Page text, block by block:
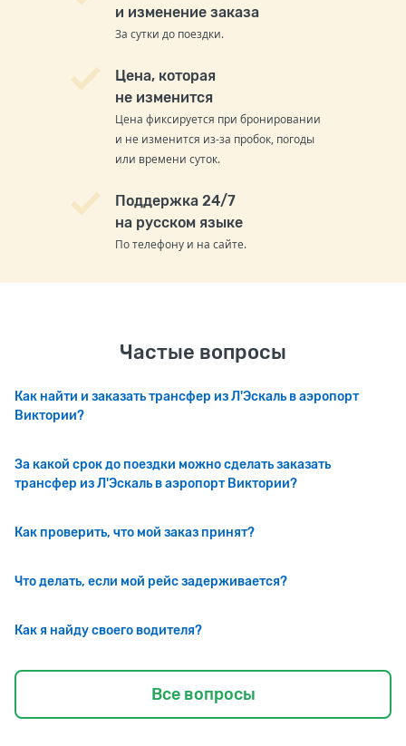
и изменение заказа
За сутки до поездки.
Цена, которая
не изменится
Цена фиксируется при бронировании
и не изменится из-за пробок, погоды
или времени суток.
Поддержка 24/7
на русском языке
По телефону и на сайте.
Частые вопросы
Как найти и заказать трансфер из Л'Эскаль в аэропорт
Виктории?
За какой срок до поездки можно сделать заказать
трансфер из Л'Эскаль в аэропорт Виктории?
Как проверить, что мой заказ принят?
Что делать, если мой рейс задерживается?
Как я найду своего водителя?
Все вопросы